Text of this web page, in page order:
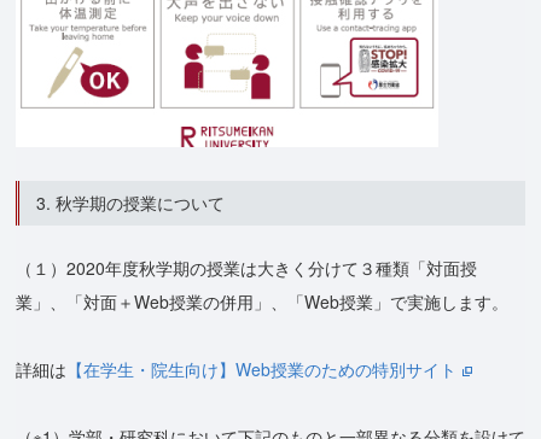
3. 秋学期の授業について
（１）2020年度秋学期の授業は大きく分けて３種類「対面授
業」、「対面＋Web授業の併用」、「Web授業」で実施します。
詳細は 【在学生・院生向け】Web授業のための特別サイト